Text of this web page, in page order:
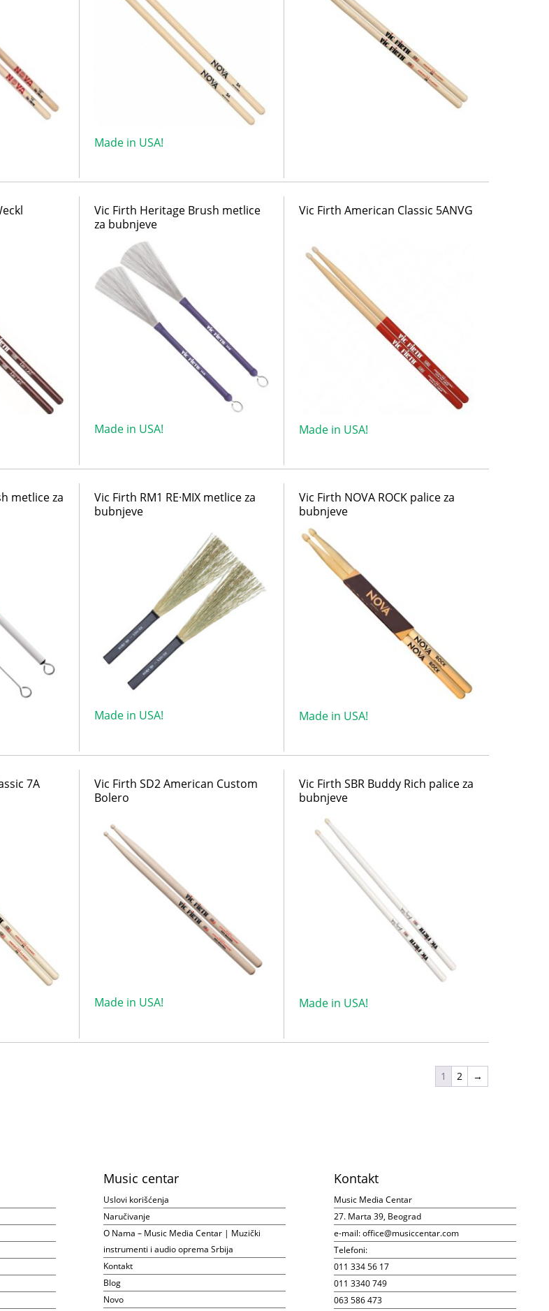
Made in USA!
Vic Firth Heritage Brush metlice
za bubnjeve
Made in USA!
Vic Firth American Classic 5ANVG
Made in USA!
metlice za
Vic Firth RM1 RE·MIX metlice za
bubnjeve
Made in USA!
Vic Firth NOVA ROCK palice za
bubnjeve
Made in USA!
7A
Vic Firth SD2 American Custom
Bolero
Made in USA!
Vic Firth SBR Buddy Rich palice za
bubnjeve
Made in USA!
1 2 →
Music centar
Uslovi korišćenja
Naručivanje
O Nama – Music Media Centar | Muzički
instrumenti i audio oprema Srbija
Kontakt
Blog
Novo
Kontakt
Music Media Centar
27. Marta 39, Beograd
e-mail:office@musiccentar.com
Telefoni:
011 334 56 17
011 3340 749
063 586 473